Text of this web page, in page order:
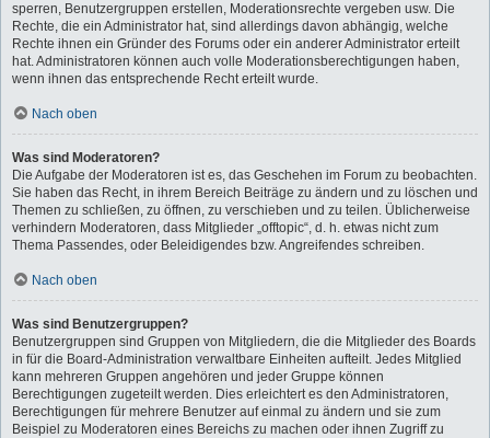
sperren, Benutzergruppen erstellen, Moderationsrechte vergeben usw. Die
Rechte, die ein Administrator hat, sind allerdings davon abhängig, welche
Rechte ihnen ein Gründer des Forums oder ein anderer Administrator erteilt
hat. Administratoren können auch volle Moderationsberechtigungen haben,
wenn ihnen das entsprechende Recht erteilt wurde.
Nach oben
Was sind Moderatoren?
Die Aufgabe der Moderatoren ist es, das Geschehen im Forum zu beobachten.
Sie haben das Recht, in ihrem Bereich Beiträge zu ändern und zu löschen und
Themen zu schließen, zu öffnen, zu verschieben und zu teilen. Üblicherweise
verhindern Moderatoren, dass Mitglieder „offtopic“, d. h. etwas nicht zum
Thema Passendes, oder Beleidigendes bzw. Angreifendes schreiben.
Nach oben
Was sind Benutzergruppen?
Benutzergruppen sind Gruppen von Mitgliedern, die die Mitglieder des Boards
in für die Board-Administration verwaltbare Einheiten aufteilt. Jedes Mitglied
kann mehreren Gruppen angehören und jeder Gruppe können
Berechtigungen zugeteilt werden. Dies erleichtert es den Administratoren,
Berechtigungen für mehrere Benutzer auf einmal zu ändern und sie zum
Beispiel zu Moderatoren eines Bereichs zu machen oder ihnen Zugriff zu